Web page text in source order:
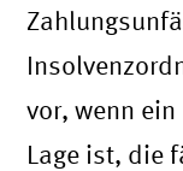
vor, wenn
Lage ist, die